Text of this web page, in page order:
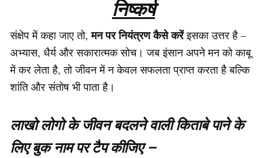
निष्कर्ष
संक्षेप में कहा जाए तो,मन पर नियंत्रण कैसे करेंइसका उत्तर है –
अभ्यास, धैर्य और सकारात्मक सोच। जब इंसान अपने मन को काबू
में कर लेता है, तो जीवन में न केवल सफलता प्राप्त करता है बल्कि
शांति और संतोष भी पाता है।
लाखो लोगो के जीवन बदलने वाली किताबे पाने के
लिए बुक नाम पर टैप कीजिए –